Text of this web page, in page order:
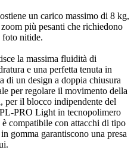
un carico massimo di 8 kg,
più pesanti che richiedono
foto nitide.
la massima fluidità di
e una perfetta tenuta in
di un design a doppia chiusura
per regolare il movimento della
per il blocco indipendente del
PRO Light in tecnopolimero
compatibile con attacchi di tipo
gomma garantiscono una presa